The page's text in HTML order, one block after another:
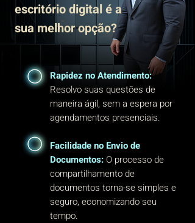
escritório digital é a
sua melhor opção?
Rapidez no Atendimento:
Resolvo suas questões de
maneira ágil, sem a espera por
agendamentos presenciais.
Facilidade no Envio de
Documentos: O processo de
compartilhamento de
documentos torna-se simples e
seguro, economizando seu
tempo.